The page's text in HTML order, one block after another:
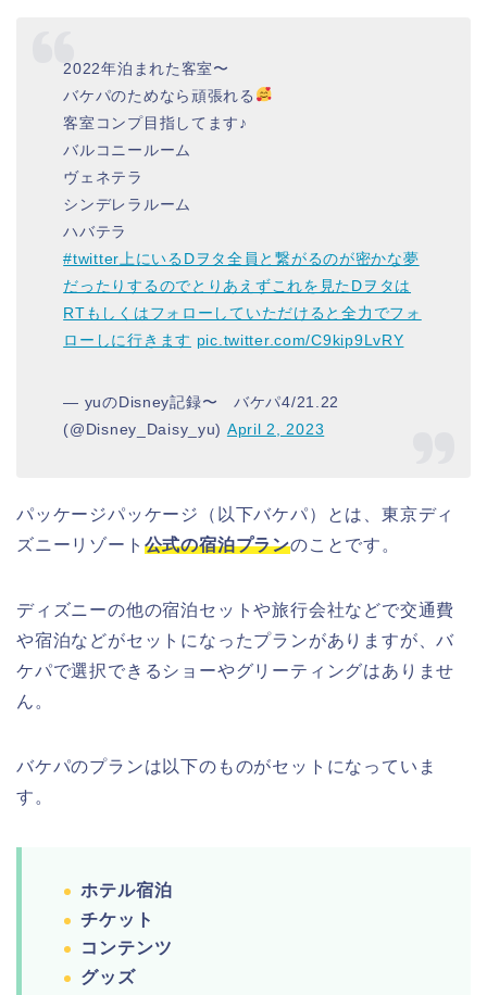
2022年泊まれた客室〜
バケパのためなら頑張れる
客室コンプ目指してます♪
バルコニールーム
ヴェネテラ
シンデレラルーム
ハバテラ
#twitter上にいるDヲタ全員と繋がるのが密かな夢
だったりするのでとりあえずこれを見たDヲタは
RTもしくはフォローしていただけると全力でフォ
ローしに行きます pic.twitter.com/C9kip9LvRY
— yuのDisney記録〜 バケパ4/21.22
(@Disney_Daisy_yu) April 2, 2023
パッケージパッケージ（以下バケパ）とは、東京ディ
ズニーリゾート 公式の宿泊プランのことです。
ディズニーの他の宿泊セットや旅行会社などで交通費
や宿泊などがセットになったプランがありますが、バ
ケパで選択できるショーやグリーティングはありませ
ん。
バケパのプランは以下のものがセットになっていま
す。
ホテル宿泊
チケット
コンテンツ
グッズ